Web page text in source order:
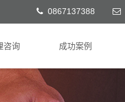
0867137388
咨询 成功案例